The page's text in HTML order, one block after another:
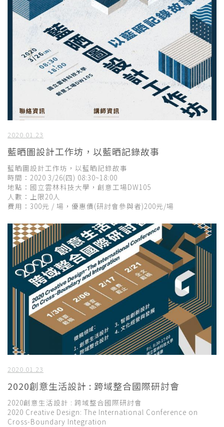
2020.01.23
藍晒圖設計工作坊，以藍晒記錄故事
藍晒圖設計工作坊，以藍晒記錄故事
時間：2020 3/26(四) 08:30~18:00
地點：國立雲林科技大學，創意工場DW105
人數：上限20人
費用：300元 / 場，優惠價(研討會參與者)200元/場
2020.01.23
2020創意生活設計 : 跨域整合國際研討會
2020創意生活設計 : 跨域整合國際研討會
2020 Creative Design: The International Conference on
Cross-Boundary Integration